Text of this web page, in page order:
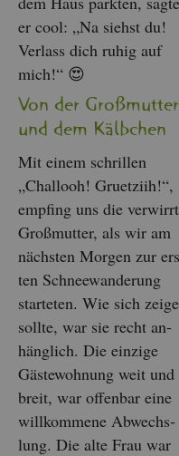
er cool: „Na siehst du!
Ver­lass dich ruhig auf
mich!“ 😍
Von der Gro­ßmut­ter
und dem Kälb­chen
Mit einem schril­len
„Chal­looh! Gruet­ziih!“,
emp­fing uns die
Gro­ßmut­ter, als wir am
nächs­ten Mor­gen zur
ten Schnee­wan­de­rung
star­te­ten. Wie sich
soll­te, war sie recht an­
häng­lich. Die ein­zi­ge
Gäs­te­woh­nung weit und
breit, war of­fen­bar eine
will­kom­me­ne Ab­wechs­
lung. Die alte Frau war